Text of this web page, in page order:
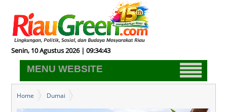
Senin, 10 Agustus 2026 | 09:34:44
MENU WEBSITE
Home
Dumai
Pemko Dumai Raih WTP Selama 9 Tahun Berturut-turut